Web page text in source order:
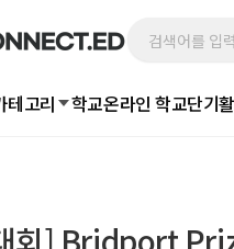
테고리 학교온라인 학교단기
회] Bridport